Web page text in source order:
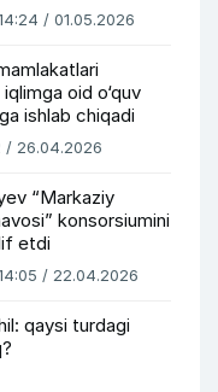
/ 01.05.2026
oid o‘quv
ishlab chiqadi
/ 26.04.2026
“Markaziy
konsorsiumini
etdi
/ 22.04.2026
qaysi turdagi